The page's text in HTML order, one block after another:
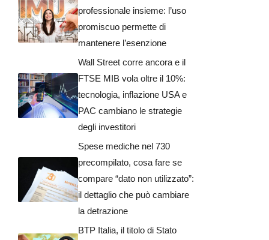
professionale insieme: l’uso
promiscuo permette di
mantenere l’esenzione
Wall Street corre ancora e il
FTSE MIB vola oltre il 10%:
tecnologia, inflazione USA e
PAC cambiano le strategie
degli investitori
Spese mediche nel 730
precompilato, cosa fare se
compare “dato non utilizzato”:
il dettaglio che può cambiare
la detrazione
BTP Italia, il titolo di Stato